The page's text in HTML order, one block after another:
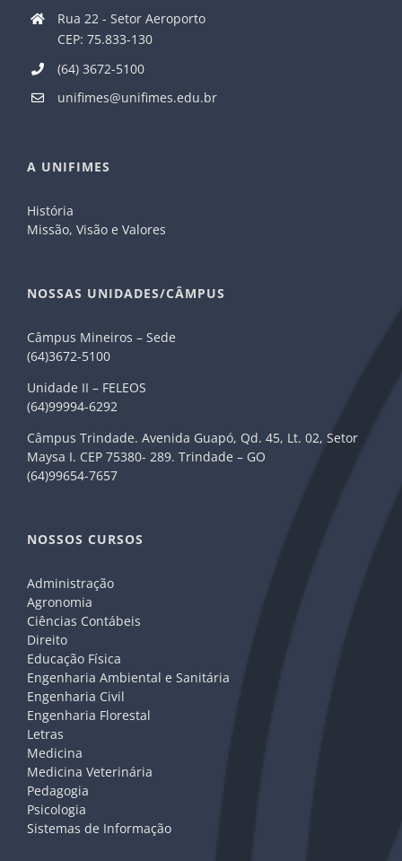
Rua 22 - Setor Aeroporto
CEP: 75.833-130
(64) 3672-5100
unifimes@unifimes.edu.br
A UNIFIMES
História
Missão, Visão e Valores
NOSSAS UNIDADES/CÂMPUS
Câmpus Mineiros – Sede
(64)3672-5100
Unidade II – FELEOS
(64)99994-6292
Câmpus Trindade. Avenida Guapó, Qd. 45, Lt. 02, Setor
Maysa I. CEP 75380- 289. Trindade – GO
(64)99654-7657
NOSSOS CURSOS
Administração
Agronomia
Ciências Contábeis
Direito
Educação Física
Engenharia Ambiental e Sanitária
Engenharia Civil
Engenharia Florestal
Letras
Medicina
Medicina Veterinária
Pedagogia
Psicologia
Sistemas de Informação